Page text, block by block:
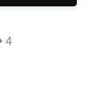
4